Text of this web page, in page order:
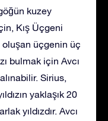
kuzey
Kış Üçgeni
oluşan üçgenin üç
bulmak için Avcı
Sirius,
yaklaşık 20
yıldızdır. Avcı